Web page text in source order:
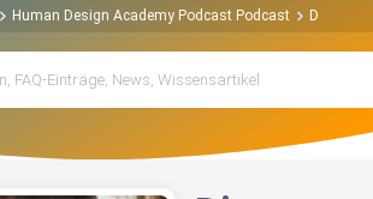
Human Design Academy Podcast Podcast Die